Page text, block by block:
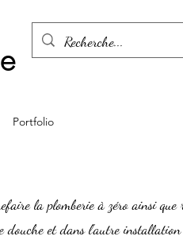
Portfolio
la plomberie à zéro ainsi
douche et dans l'autre